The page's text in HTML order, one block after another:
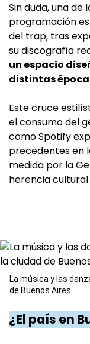
Sin duda, una de
programación
del trap, tras
su discografía
un espacio
distintas
Este cruce
el consumo del
como Spotify
precedentes en
medida por la
herencia cultural.
La música y las
de Buenos Aires
¿El país en